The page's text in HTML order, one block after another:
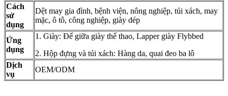
Cách
sử
dụng
Dệt may gia đình, bệnh viện, nông nghiệp, túi xách, may
mặc, ô tô, công nghiệp, giày dép
Ứng
dụng
1. Giày: Đế giữa giày thể thao, Lapper giày Flybbed
2. Hộp đựng và túi xách: Hàng da, quai đeo ba lô
Dịch
vụ
OEM/ODM